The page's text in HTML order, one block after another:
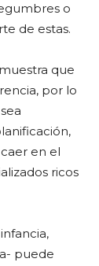
o
de estas.
que
por lo
en el
ricos
puede